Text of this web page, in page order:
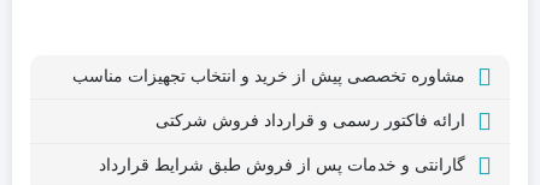
مشاوره تخصصی پیش از خرید و انتخاب تجهیزات مناسب
ارائه فاکتور رسمی و قرارداد فروش شرکتی
گارانتی و خدمات پس از فروش طبق شرایط قرارداد